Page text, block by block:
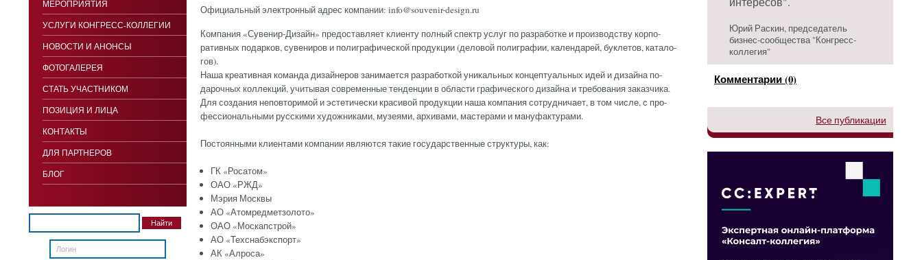
Официальный электронный адрес компании: info@souvenir-design.ru
Ком­па­ния «Су­венир-Ди­зайн» пре­дос­тавля­ет кли­ен­ту пол­ный спектр ус­луг по раз­ра­бот­ке и про­из­водс­тву кор­по­
ратив­ных по­дар­ков, су­вени­ров и по­лиг­ра­фичес­кой про­дук­ции (де­ловой по­лиг­ра­фии, ка­лен­да­рей, бук­ле­тов, ка­тало­
гов).
На­ша кре­атив­ная ко­ман­да ди­зай­не­ров за­нима­ет­ся раз­ра­бот­кой уни­каль­ных кон­цепту­аль­ных идей и ди­зай­на по­
дароч­ных кол­лекций, учи­тывая сов­ре­мен­ные тен­денции в об­ласти гра­фичес­ко­го ди­зай­на и тре­бова­ния за­каз­чи­ка.
Для соз­да­ния не­пов­то­римой и эс­те­тичес­ки кра­сивой про­дук­ции на­ша ком­па­ния сот­рудни­ча­ет, в том чис­ле, с про­
фес­си­ональ­ны­ми рус­ски­ми ху­дож­ни­ками, му­зе­ями, ар­хи­вами, мас­те­рами и ма­нуфак­ту­рами.
Пос­то­ян­ны­ми кли­ен­та­ми ком­па­нии яв­ля­ют­ся та­кие го­сударс­твен­ные струк­ту­ры, как:
ГК «Росатом»
ОАО «РЖД»
Мэрия Москвы
АО «Атомредметзолото»
ОАО «Москапстрой»
АО «Техснабэкспорт»
АК «Алроса»
МЕРОПРИЯТИЯ
УСЛУГИ КОНГРЕСС-КОЛЛЕГИИ
НОВОСТИ И АНОНСЫ
ФОТОГАЛЕРЕЯ
СТАТЬ УЧАСТНИКОМ
ПОЗИЦИЯ И ЛИЦА
КОНТАКТЫ
ДЛЯ ПАРТНЕРОВ
БЛОГ
Юрий Раскин, председатель
бизнес-сообщества "Конгресс-
коллегия"
Комментарии (0)
Все публикации